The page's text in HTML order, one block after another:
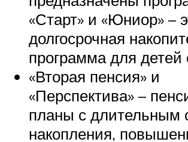
«Старт» и «Юниор» –
долгосрочная
программа для детей
«Вторая пенсия» и
«Перспектива» –
планы с длительным
накопления,